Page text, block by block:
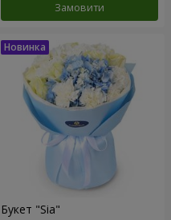
Замовити
Букет "Sia"